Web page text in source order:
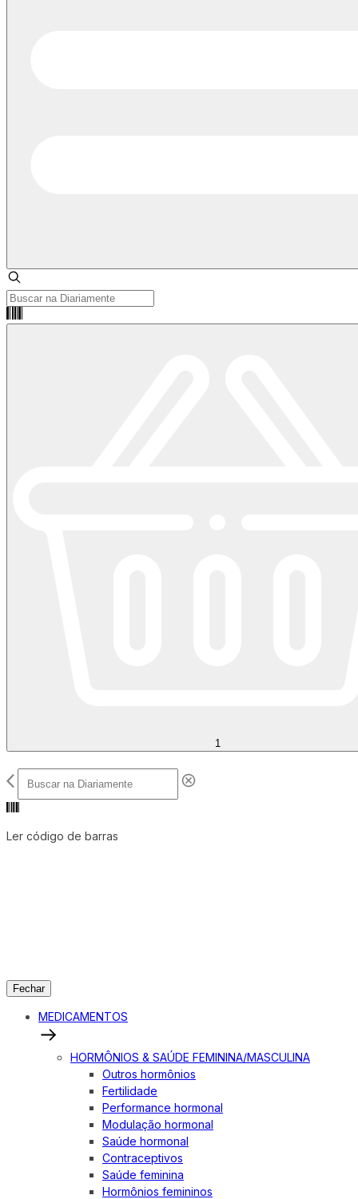
1
Ler código de barras
Fechar
MEDICAMENTOS
HORMÔNIOS & SAÚDE FEMININA/MASCULINA
Outros hormônios
Fertilidade
Performance hormonal
Modulação hormonal
Saúde hormonal
Contraceptivos
Saúde feminina
Hormônios femininos